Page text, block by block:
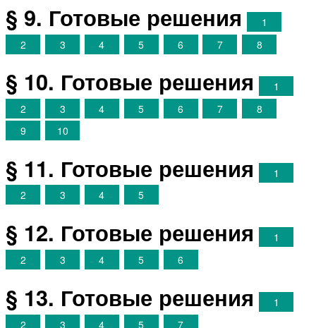
§ 9. Готовые решения
1
2
3 4 5 6 7 8
§ 10. Готовые решения
1
2
3 4 5 6 7
8
9
10
§ 11. Готовые решения
1
2
3 4 5
§ 12. Готовые решения
1
2
3 4 5 6
§ 13. Готовые решения
1
2
3 4 5 7